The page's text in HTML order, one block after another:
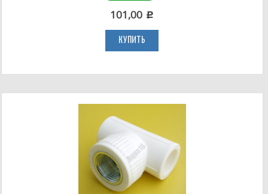
101,00 c
КУПИТЬ